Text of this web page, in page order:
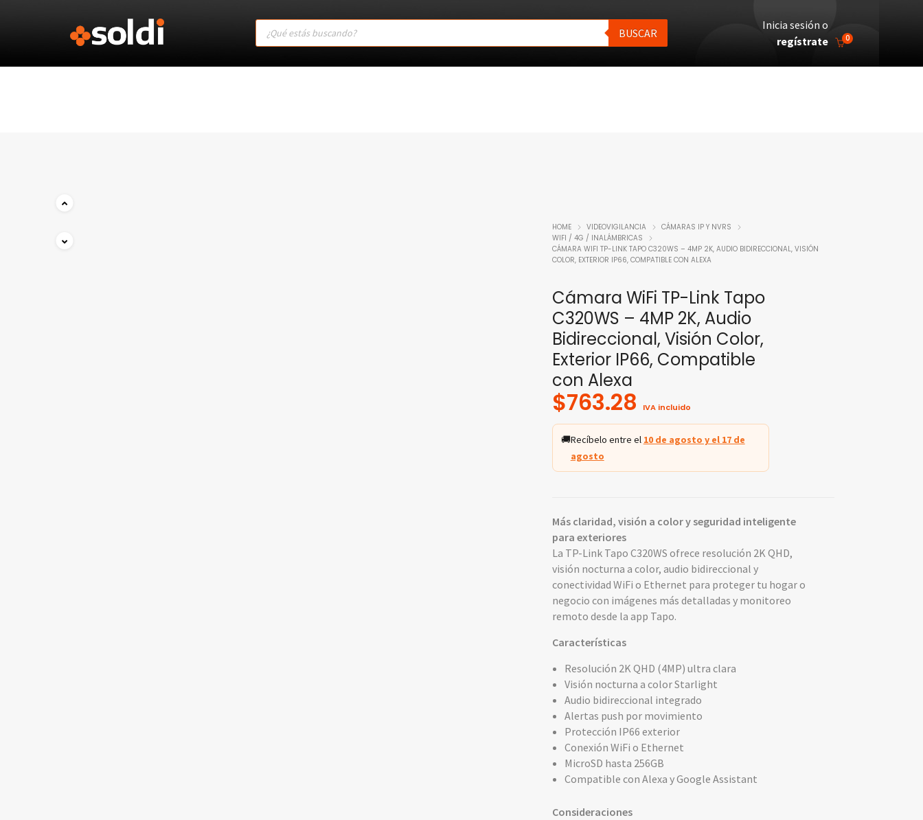
Products
search
BUSCAR
Inicia sesión o
regístrate
0
HOME VIDEOVIGILANCIA
CÁMARAS IP Y NVRS
WIFI / 4G / INALÁMBRICAS
CÁMARA WIFI TP-LINK TAPO C320WS – 4MP 2K, AUDIO BIDIRECCIONAL, VISIÓN
COLOR, EXTERIOR IP66, COMPATIBLE CON ALEXA
Cámara WiFi TP-Link Tapo
C320WS – 4MP 2K, Audio
Bidireccional, Visión Color,
Exterior IP66, Compatible
con Alexa
$763.28 IVA incluido
🚚Recíbelo entre el 10 de agosto y el 17 de
agosto
Más claridad, visión a color y seguridad inteligente
para exteriores
La TP-Link Tapo C320WS ofrece resolución 2K QHD,
visión nocturna a color, audio bidireccional y
conectividad WiFi o Ethernet para proteger tu hogar o
negocio con imágenes más detalladas y monitoreo
remoto desde la app Tapo.
Características
Resolución 2K QHD (4MP) ultra clara
Visión nocturna a color Starlight
Audio bidireccional integrado
Alertas push por movimiento
Protección IP66 exterior
Conexión WiFi o Ethernet
MicroSD hasta 256GB
Compatible con Alexa y Google Assistant
Consideraciones